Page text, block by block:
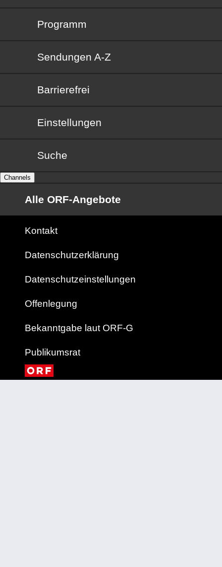
Programm
Sendungen von A bis Z
Sendungen A-Z
Barrierefrei
Barrierefrei
Einstellungen
Suche
Channels
Alle ORF-Angebote
Kontakt
Datenschutzerklärung
Datenschutzeinstellungen
Offenlegung
Bekanntgabe laut ORF-G
Publikumsrat